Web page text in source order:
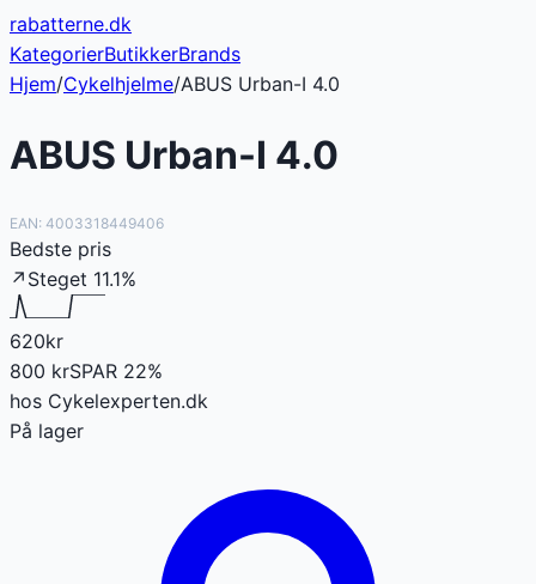
rabatterne.dk
KategorierButikkerBrands
Hjem/Cykelhjelme/ABUS Urban-I 4.0
ABUS Urban-I 4.0
EAN: 4003318449406
Bedste pris
↗ Steget 11.1%
620kr
800 krSPAR 22%
hos Cykelexperten.dk
På lager